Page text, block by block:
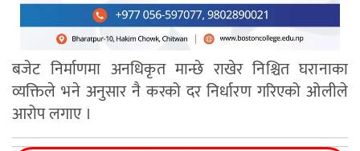
बजेट निर्माणमा अनधिकृत मान्छे राखेर निश्चित घरानाका
व्यक्तिले भने अनुसार नै करको दर निर्धारण गरिएको ओलीले
आरोप लगाए ।